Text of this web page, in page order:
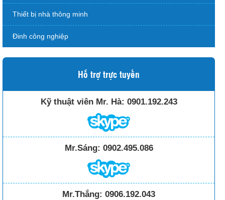
Thiết bị nhà thông minh
Đinh công nghiệp
Hỗ trợ trực tuyến
Kỹ thuật viên Mr. Hà: 0901.192.243
Mr.Sáng: 0902.495.086
Mr.Thắng: 0906.192.043